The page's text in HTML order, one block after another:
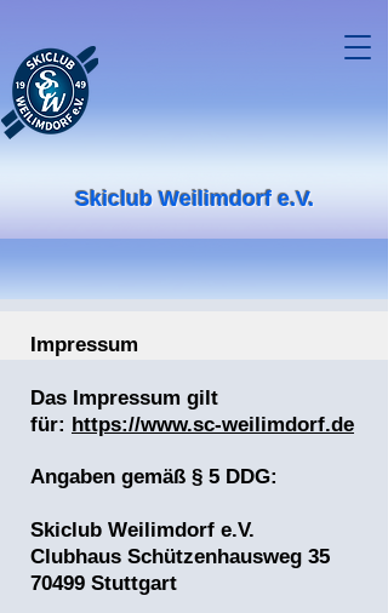
Skiclub Weilimdorf e.V.
Impressum
Das Impressum gilt
für: https://www.sc-weilimdorf.de
Angaben gemäß § 5 DDG:
Skiclub Weilimdorf e.V.
Clubhaus Schützenhausweg 35
70499 Stuttgart